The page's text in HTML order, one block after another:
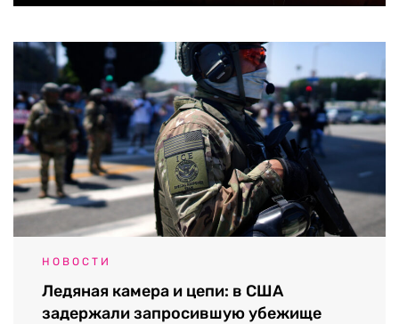
НОВОСТИ
Ледяная камера и цепи: в США
задержали запросившую убежище